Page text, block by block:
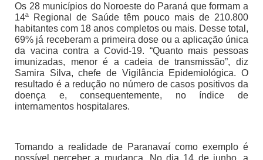
Os 28 municípios do Noroeste do Paraná que formam a
14ª Regional de Saúde têm pouco mais de 210.800
habitantes com 18 anos completos ou mais. Desse total,
69% já receberam a primeira dose ou a aplicação única
da vacina contra a Covid-19. “Quanto mais pessoas
imunizadas, menor é a cadeia de transmissão”, diz
Samira Silva, chefe de Vigilância Epidemiológica. O
resultado é a redução no número de casos positivos da
doença e, consequentemente, no índice de
internamentos hospitalares.
Tomando a realidade de Paranavaí como exemplo é
possível perceber a mudança. No dia 14 de junho, a